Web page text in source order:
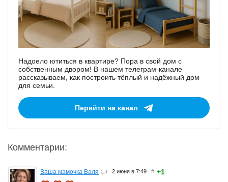
Надоело ютиться в квартире? Пора в свой дом с
собственным двором! В нашем телеграм-канале
рассказываем, как построить тёплый и надёжный дом
для семьи.
Перейти на канал
Комментарии:
Ваша мамочка Валя 2 июня в 7:49 # +1